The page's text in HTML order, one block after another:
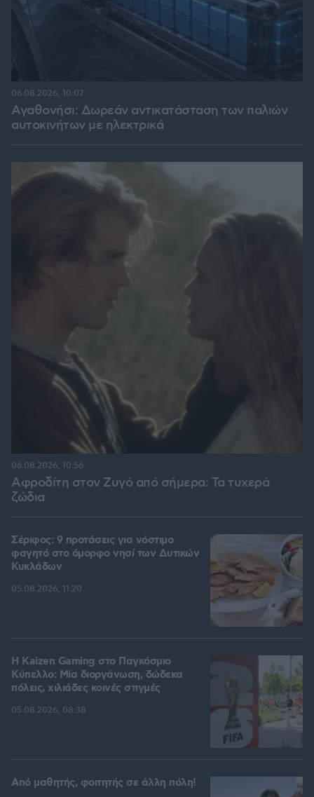
Αγαθονήσι: Δωρεάν αντικατάσταση των παλιών
αυτοκινήτων με ηλεκτρικά
06.08.2026, 10:07
Αφροδίτη στον Ζυγό από σήμερα: Τα τυχερά
ζώδια
06.08.2026, 10:56
Σέριφος: 9 προτάσεις για νόστιμο
φαγητό στο όμορφο νησί των Δυτικών
Κυκλάδων
05.08.2026, 11:20
H Kaizen Gaming στο Παγκόσμιο
Kύπελλο: Μία διοργάνωση, δώδεκα
πόλεις, χιλιάδες κοινές στιγμές
05.08.2026, 08:38
Από μαθητής, φοιτητής σε άλλη πόλη!